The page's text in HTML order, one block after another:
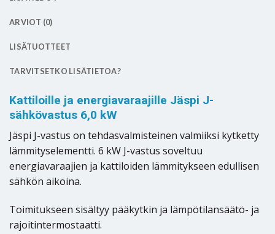
ARVIOT (0)
LISÄTUOTTEET
TARVITSETKO LISÄTIETOA?
Kattiloille ja energiavaraajille Jäspi J-
sähkövastus 6,0 kW
Jäspi J-vastus on tehdasvalmisteinen valmiiksi kytketty
lämmityselementti. 6 kW J-vastus soveltuu
energiavaraajien ja kattiloiden lämmitykseen edullisen
sähkön aikoina.
Toimitukseen sisältyy pääkytkin ja lämpötilansäätö- ja
rajoitintermostaatti.